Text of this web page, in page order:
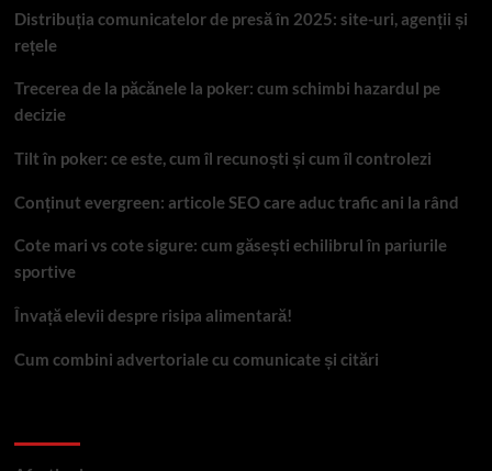
Distribuția comunicatelor de presă în 2025: site-uri, agenții și
rețele
Trecerea de la păcănele la poker: cum schimbi hazardul pe
decizie
Tilt în poker: ce este, cum îl recunoști și cum îl controlezi
Conținut evergreen: articole SEO care aduc trafic ani la rând
Cote mari vs cote sigure: cum găsești echilibrul în pariurile
sportive
Învață elevii despre risipa alimentară!
Cum combini advertoriale cu comunicate și citări